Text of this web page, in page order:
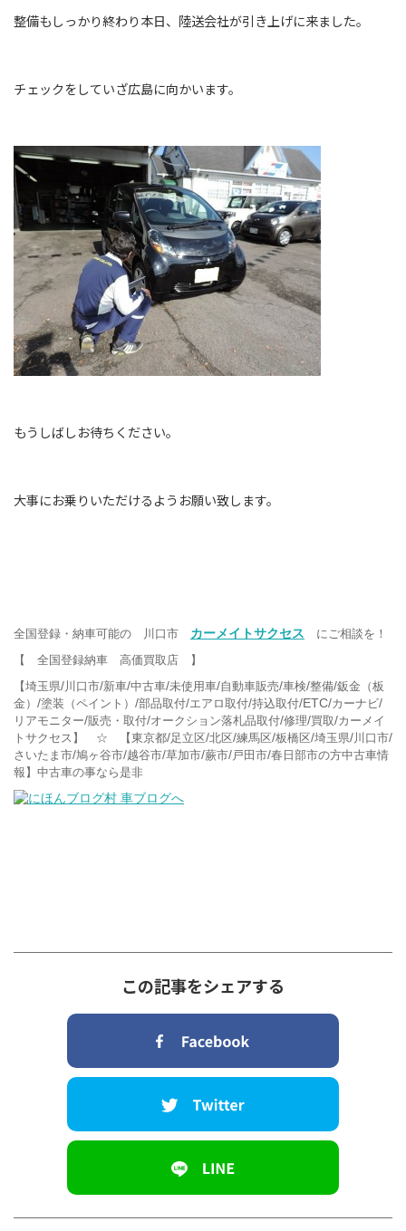
整備もしっかり終わり本日、陸送会社が引き上げに来ました。
チェックをしていざ広島に向かいます。
もうしばしお待ちください。
大事にお乗りいただけるようお願い致します。
全国登録・納車可能の 川口市 カーメイトサクセス にご相談を！
【 全国登録納車 高価買取店 】
【埼玉県/川口市/新車/中古車/未使用車/自動車販売/車検/整備/鈑金（板
金） /塗装（ペイント） /部品取付/エアロ取付/持込取付/ETC/カーナビ/
リアモニター/販売・取付/オークション落札品取付/修理/買取/カーメイ
トサクセス】 ☆ 【東京都/足立区/北区/練馬区/板橋区/埼玉県/川口市/
さいたま市/鳩ヶ谷市/越谷市/草加市/蕨市/戸田市/春日部市の方中古車情
報】中古車の事なら是非
この記事をシェアする